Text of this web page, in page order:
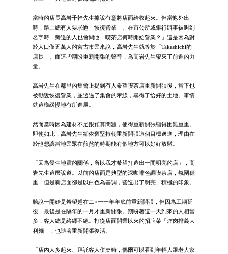
當時的店長高岩千幹先生據說有意將店面給收起來。但當他外出
時，路上總有人要求他「恢復營業」。在市公所或銀行辦事被叫到
名字時，旁邊的人也會問他「喫茶店何時開始營業？」這是因為對
於人口僅五萬人的宮古市民來說，高岩先生就等於「Takashichi的
店長」。而這些期盼重新開張的聲音，為高岩先生帶來了前進的力
量。
高岩先生在鄰里的集會上提到有人希望喫茶店重新開張後，當下也
被勸說恢復營業，並透過了集會的牽線，尋得了恰好的土地。事情
就這樣緩慢地有所進展。
然而當時因為建材不足跟預算問題，使得重新開張顯得困難重重。
即使如此，高岩先生卻依舊堅持朝重新開張這個目標邁進，理由在
於他想讓當地民眾在煎熬的時期能有個地方可以好好放鬆。
「因為發生地震的關係，所以我才希望打造出一間明亮的店」，高
岩先生這麼說道。以前的店面是典型的深咖啡色調喫茶店，氛圍穩
重；但是新店面卻是以白色為基調，營造出了明亮、積極的印象。
聽說一開始是希望趕在二○一一年年底前重新開張，但因為工期延
後，最後是在隔年的一月才重新開張。期盼著這一天到來的人相當
多，客人總是絡繹不絕。打從店面開業以來的招牌菜「炸肉排義大
利麵」，也隨著重新開張復活。
「店內人多起來、拜託客人併桌時，偶爾可以看到年輕人跟老人家